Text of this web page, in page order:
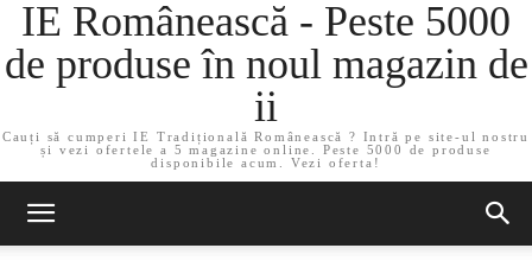
IE Românească - Peste 5000
de produse în noul magazin de
ii
Cauți să cumperi IE Tradițională Românească ? Intră pe site-ul nostru
și vezi ofertele a 5 magazine online. Peste 5000 de produse
disponibile acum. Vezi oferta!